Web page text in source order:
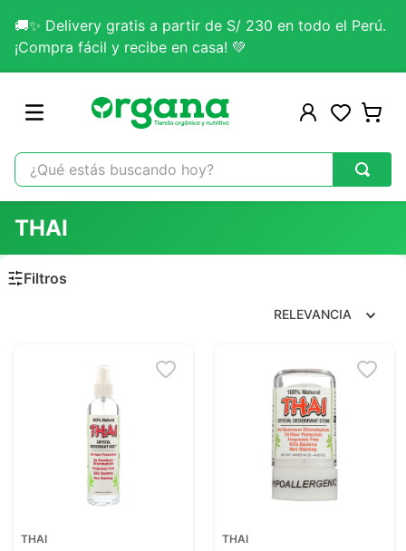
🚚✨ Delivery gratis a partir de S/ 230 en todo el Perú.
¡Compra fácil y recibe en casa! 💚
¿Qué estás buscando hoy?
1 .
omega 3
2.
citrato magnesio
glicinato magnesio
melena leon
magnesio
stevia
ashwagandha
THAI
RELEVANCIA
THAI THAI